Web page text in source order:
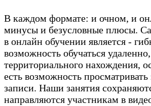
В каждом формате: и очном, и
минусы и безусловные плюсы.
в онлайн обучении является -
возможность обучаться
территориального нахождения,
есть возможность просматривать
записи. Наши занятия
направляются участникам в